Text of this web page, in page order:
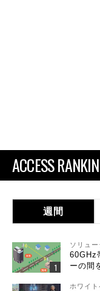
ACCESS
週間
ソリュ
60GHz
ーの間
ホワイ